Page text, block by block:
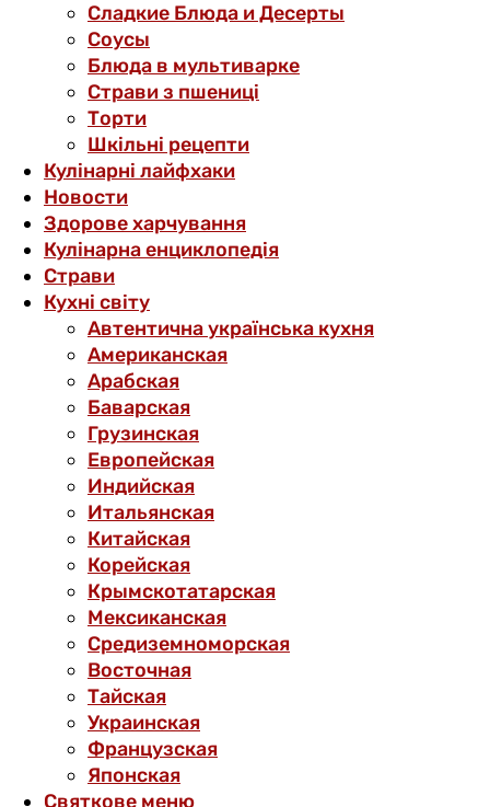
Сладкие Блюда и Десерты
Соусы
Блюда в мультиварке
Страви з пшениці
Торти
Шкільні рецепти
Кулінарні лайфхаки
Новости
Здорове харчування
Кулінарна енциклопедія
Страви
Кухні світу
Автентична українська кухня
Американская
Арабская
Баварская
Грузинская
Европейская
Индийская
Итальянская
Китайская
Корейская
Крымскотатарская
Мексиканская
Средиземноморская
Восточная
Тайская
Украинская
Французская
Японская
Святкове меню